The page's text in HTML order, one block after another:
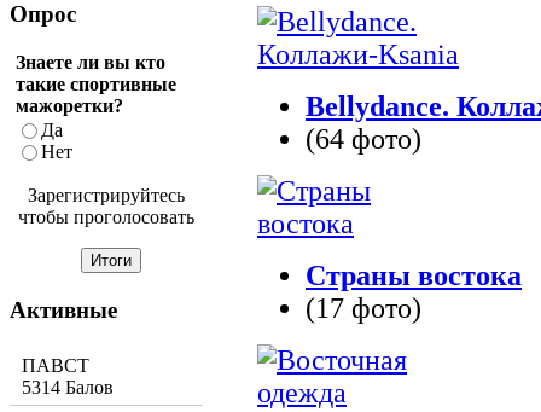
Bellydance.
(64 фото)
Страны востока
(17 фото)
Опрос
Знаете ли вы кто
такие спортивные
мажоретки?
Да
Нет
Зарегистрируйтесь
чтобы проголосовать
Активные
ПАВСТ
5314 Балов